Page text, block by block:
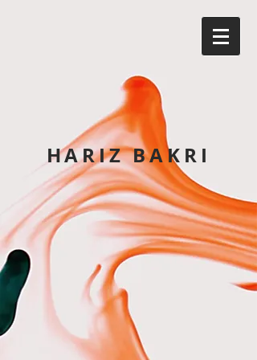
HARIZ BAKRI